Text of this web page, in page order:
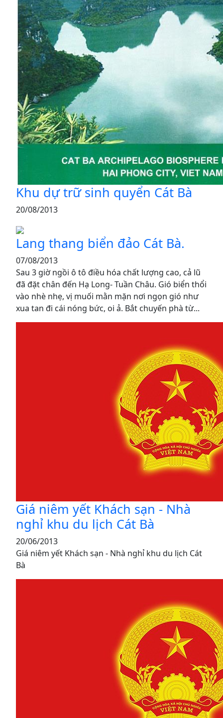
Khu dự trữ sinh quyển Cát Bà
20/08/2013
Lang thang biển đảo Cát Bà.
07/08/2013
Sau 3 giờ ngồi ô tô điều hóa chất lượng cao, cả lũ
đã đặt chân đến Hạ Long- Tuần Châu. Gió biển thổi
vào nhè nhẹ, vị muối mằn mặn nơi ngọn gió như
xua tan đi cái nóng bức, oi ả. Bắt chuyến phà từ...
Giá niêm yết Khách sạn - Nhà
nghỉ khu du lịch Cát Bà
20/06/2013
Giá niêm yết Khách sạn - Nhà nghỉ khu du lịch Cát
Bà